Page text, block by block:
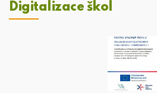
Digitalizace škol